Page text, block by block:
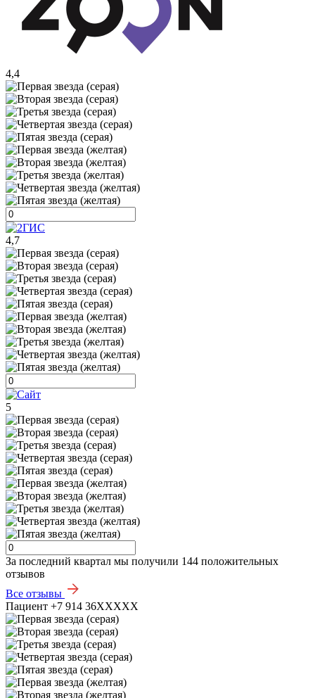
4,4
4,7
5
За последний квартал мы получили 144 положительных
отзывов
Все отзывы
Пациент +7 914 36XXXXX